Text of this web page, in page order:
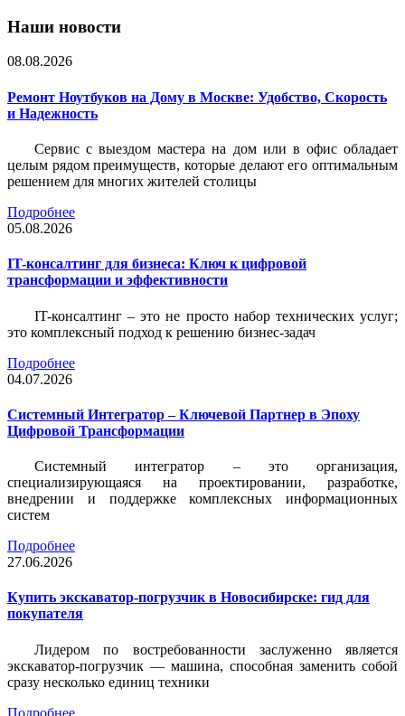
Наши новости
08.08.2026
Ремонт Ноутбуков на Дому в Москве: Удобство, Скорость
и Надежность
Сервис с выездом мастера на дом или в офис обладает
целым рядом преимуществ, которые делают его оптимальным
решением для многих жителей столицы
Подробнее
05.08.2026
IT-консалтинг для бизнеса: Ключ к цифровой
трансформации и эффективности
IT-консалтинг – это не просто набор технических услуг;
это комплексный подход к решению бизнес-задач
Подробнее
04.07.2026
Системный Интегратор – Ключевой Партнер в Эпоху
Цифровой Трансформации
Системный интегратор – это организация,
специализирующаяся на проектировании, разработке,
внедрении и поддержке комплексных информационных
систем
Подробнее
27.06.2026
Купить экскаватор-погрузчик в Новосибирске: гид для
покупателя
Лидером по востребованности заслуженно является
экскаватор-погрузчик — машина, способная заменить собой
сразу несколько единиц техники
Подробнее